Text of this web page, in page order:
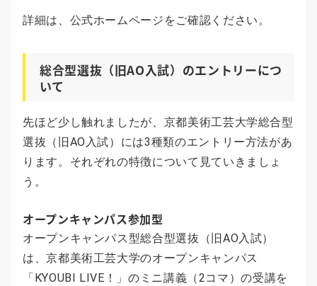
詳細は、公式ホームページをご確認ください。
総合型選抜（旧AO入試）のエントリーにつ
いて
先ほど少し触れましたが、京都美術工芸大学総合型
選抜（旧AO入試）には3種類のエントリー方法があ
ります。それぞれの特徴について見ていきましょ
う。
オープンキャンパス参加型
オープンキャンパス型総合型選抜（旧AO入試）
は、京都美術工芸大学のオープンキャンパス
「KYOUBI LIVE！」のミニ講義（2コマ）の受講を